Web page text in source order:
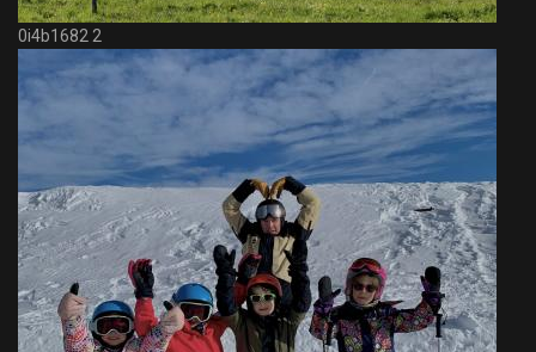
0i4b1682 2